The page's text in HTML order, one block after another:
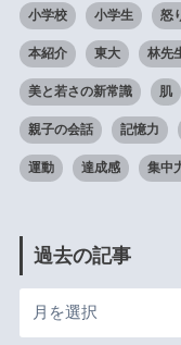
小学校 小学生 怒
本紹介 東大 林先
美と若さの新常識 肌
親子の会話 記憶力
運動 達成感 集中
過去の記事